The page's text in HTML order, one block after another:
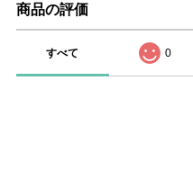
商品の評価
すべて 0